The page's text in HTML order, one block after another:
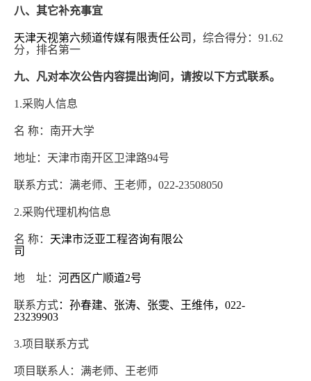
八、其它补充事宜
天津天视第六频道传媒有限责任公司 ，综合得分： 91.62
分，排名第一
九、凡对本次公告内容提出询问，请按以下方式联系。
1.采购人信息
名 称：南开大学
地址：天津市南开区卫津路94号
联系方式： 满老师、王老师， 022-23508050
2.采购代理机构信息
名 称： 天津市泛亚工程咨询有限公
司
地 址： 河西区广顺道2号
联系方式：孙春建、张涛、张雯、王维伟， 022-
23239903
3.项目联系方式
项目联系人：满老师、王老师